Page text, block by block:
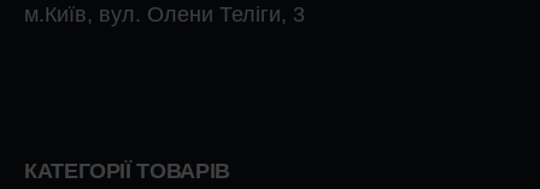
м.Київ, вул. Олени Теліги, 3
КАТЕГОРІЇ ТОВАРІВ